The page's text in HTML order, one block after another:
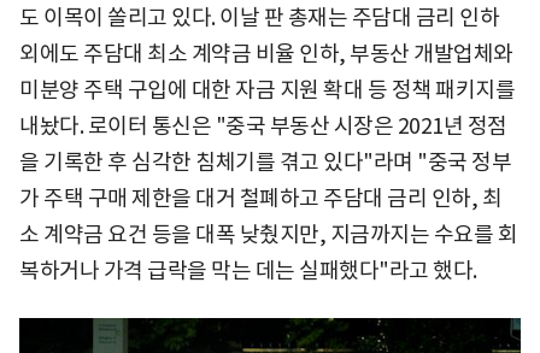
도 이목이 쏠리고 있다. 이날 판 총재는 주담대 금리 인하
외에도 주담대 최소 계약금 비율 인하, 부동산 개발업체와
미분양 주택 구입에 대한 자금 지원 확대 등 정책 패키지를
내놨다. 로이터 통신은 "중국 부동산 시장은 2021년 정점
을 기록한 후 심각한 침체기를 겪고 있다"라며 "중국 정부
가 주택 구매 제한을 대거 철폐하고 주담대 금리 인하, 최
소 계약금 요건 등을 대폭 낮췄지만, 지금까지는 수요를 회
복하거나 가격 급락을 막는 데는 실패했다"라고 했다.